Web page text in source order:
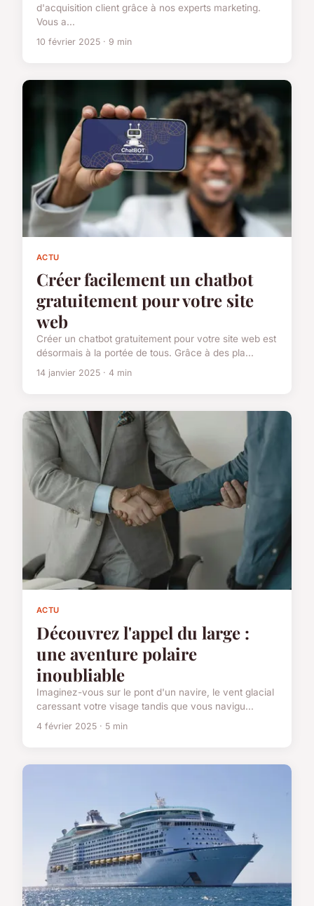
d'acquisition client grâce à nos experts marketing.
Vous a...
10 février 2025 · 9 min
ACTU
Créer facilement un chatbot
gratuitement pour votre site
web
Créer un chatbot gratuitement pour votre site web est
désormais à la portée de tous. Grâce à des pla...
14 janvier 2025 · 4 min
ACTU
Découvrez l'appel du large :
une aventure polaire
inoubliable
Imaginez-vous sur le pont d'un navire, le vent glacial
caressant votre visage tandis que vous navigu...
4 février 2025 · 5 min